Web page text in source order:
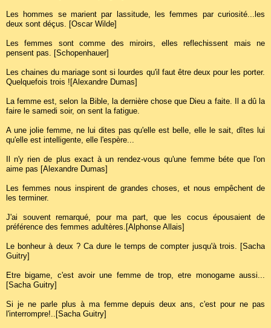
Les hommes se marient par lassitude, les femmes par curiosité...les
deux sont déçus. [Oscar Wilde]
Les femmes sont comme des miroirs, elles reflechissent mais ne
pensent pas. [Schopenhauer]
Les chaines du mariage sont si lourdes qu'il faut être deux pour les porter.
Quelquefois trois ![Alexandre Dumas]
La femme est, selon la Bible, la dernière chose que Dieu a faite. Il a dû la
faire le samedi soir, on sent la fatigue.
A une jolie femme, ne lui dites pas qu'elle est belle, elle le sait, dîtes lui
qu'elle est intelligente, elle l'espère...
Il n'y rien de plus exact à un rendez-vous qu'une femme béte que l'on
aime pas [Alexandre Dumas]
Les femmes nous inspirent de grandes choses, et nous empêchent de
les terminer.
J'ai souvent remarqué, pour ma part, que les cocus épousaient de
préférence des femmes adultères.[Alphonse Allais]
Le bonheur à deux ? Ca dure le temps de compter jusqu'à trois. [Sacha
Guitry]
Etre bigame, c'est avoir une femme de trop, etre monogame aussi...
[Sacha Guitry]
Si je ne parle plus à ma femme depuis deux ans, c'est pour ne pas
l'interrompre!..[Sacha Guitry]